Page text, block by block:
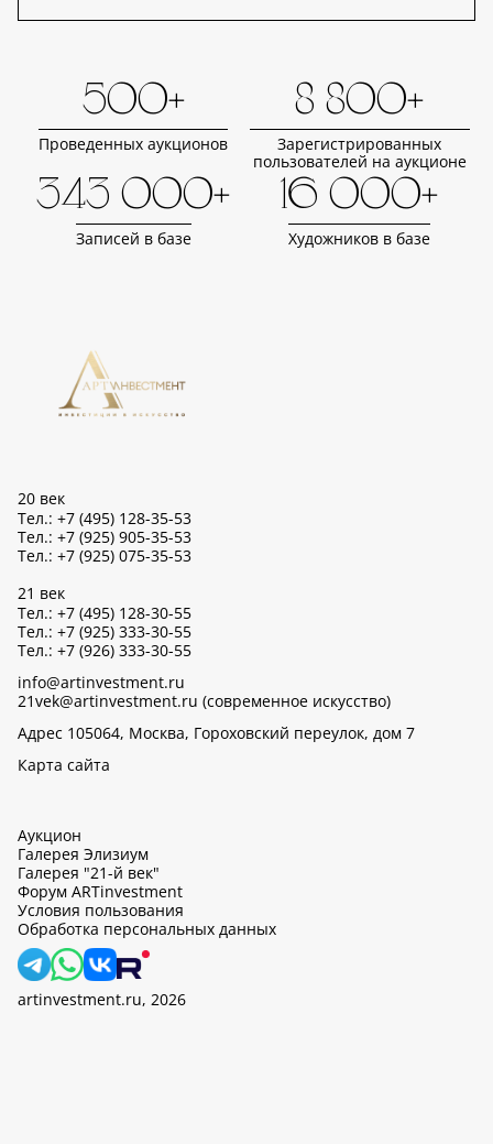
500+
Проведенных аукционов
8 800+
Зарегистрированных
пользователей на аукционе
343 000+
Записей в базе
16 000+
Художников в базе
20 век
Тел.: +7 (495) 128-35-53
Тел.: +7 (925) 905-35-53
Тел.: +7 (925) 075-35-53
21 век
Тел.: +7 (495) 128-30-55
Тел.: +7 (925) 333-30-55
Тел.: +7 (926) 333-30-55
info@artinvestment.ru
21vek@artinvestment.ru (современное искусство)
Адрес 105064, Москва, Гороховский переулок, дом 7
Карта сайта
Аукцион
Галерея Элизиум
Галерея "21-й век"
Форум ARTinvestment
Условия пользования
Обработка персональных данных
artinvestment.ru, 2026